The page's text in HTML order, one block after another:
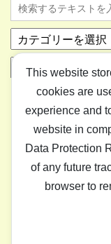
テ
ゴ
リ
ア
ー
ホーム ライフ
This website
cookies are
experience and
website in
Data Protection
of any future
browser to